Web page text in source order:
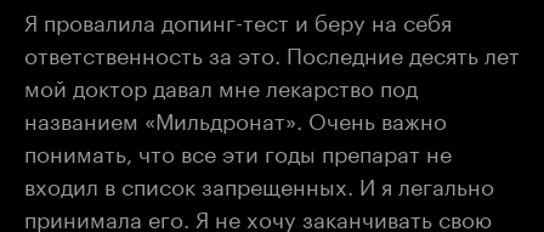
Я провалила допинг-тест и беру на себя
ответственность за это. Последние десять лет
мой доктор давал мне лекарство под
названием «Мильдронат». Очень важно
понимать, что все эти годы препарат не
входил в список запрещенных. И я легально
принимала его. Я не хочу заканчивать свою